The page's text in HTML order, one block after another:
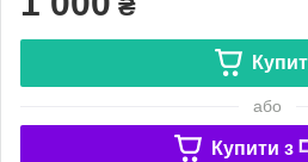
₴
або
Купити з